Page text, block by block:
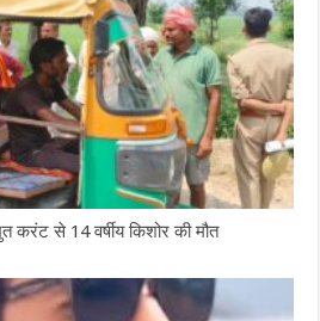
करंट से 14 वर्षीय किशोर की मौत